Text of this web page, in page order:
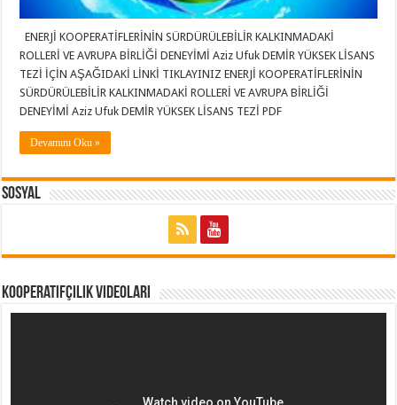
ENERJİ KOOPERATİFLERİNİN SÜRDÜRÜLEBİLİR KALKINMADAKİ
ROLLERİ VE AVRUPA BİRLİĞİ DENEYİMİ Aziz Ufuk DEMİR YÜKSEK LİSANS
TEZİ İÇİN AŞAĞIDAKİ LİNKİ TIKLAYINIZ ENERJİ KOOPERATİFLERİNİN
SÜRDÜRÜLEBİLİR KALKINMADAKİ ROLLERİ VE AVRUPA BİRLİĞİ
DENEYİMİ Aziz Ufuk DEMİR YÜKSEK LİSANS TEZİ PDF
Devamını Oku »
Sosyal
Kooperatifçilik Videoları